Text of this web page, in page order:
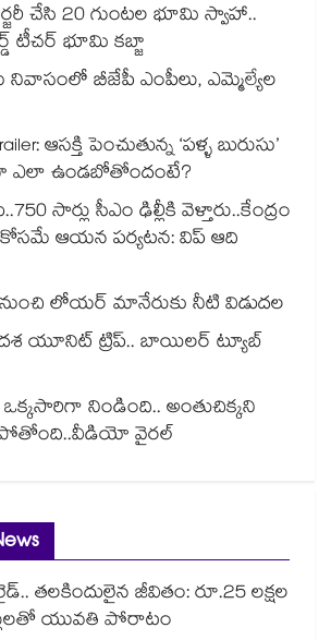
చేసి 20 గుంటల భూమి స్వాహా..
టీచర్ భూమి కబ్జా
బీజేపీ ఎంపీలు, ఎమ్మెల్యేల
ఆసక్తి పెంచుతున్న ‘పళ్ళ బురుసు’
ఎలా ఉండబోతోందంటే?
సార్లు సీఎం ఢిల్లీకి వెళ్తారు..కేంద్రం
కోసమే ఆయన పర్యటన: విప్ ఆది
లోయర్ మానేరుకు నీటి విడుదల
యూనిట్ ట్రిప్.. బాయిలర్ ట్యూబ్
ఒక్కసారిగా నిండింది.. అంతుచిక్కని
వైరల్
తలకిందులైన జీవితం: రూ.25 లక్షల
యువతి పోరాటం